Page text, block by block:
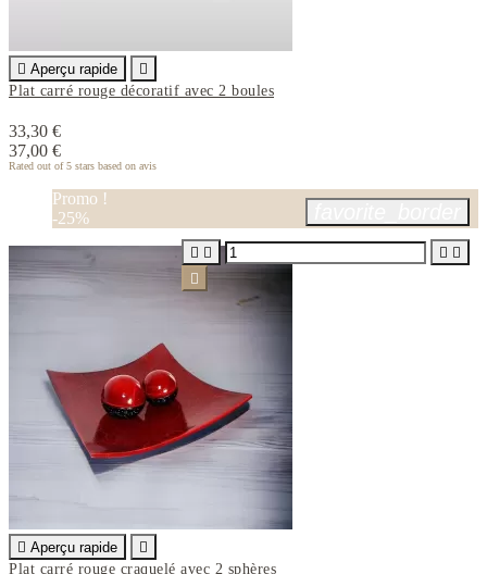
 Aperçu rapide

Plat carré rouge décoratif avec 2 boules
33,30 €
37,00 €
Rated out of 5 stars based on avis
Promo !
-25%
 Aperçu rapide

Plat carré rouge craquelé avec 2 sphères
   
